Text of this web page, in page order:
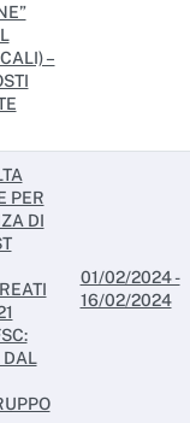
–
PER
DI
DAL
01/02/2024 -
16/02/2024